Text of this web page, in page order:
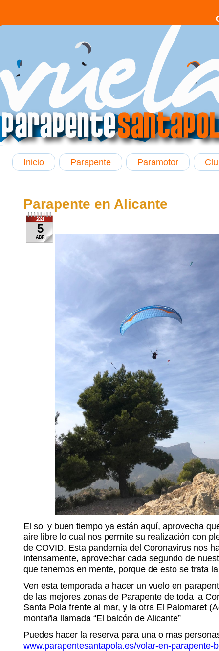
Inicio Parapente Paramotor
Parapente en Alicante
2021
5
ABR
El sol y buen tiempo ya están aquí, aprovecha
aire libre lo cual nos permite su realización con
de COVID. Esta pandemia del Coronavirus nos
intensamente, aprovechar cada segundo de
que tenemos en mente, porque de esto se trata
Ven esta temporada a hacer un vuelo en
de las mejores zonas de Parapente de toda la
Santa Pola frente al mar, y la otra El Palomaret
montaña llamada “El balcón de Alicante”
Puedes hacer la reserva para una o mas
www.parapentesantapola.es/volar-en-parapente-